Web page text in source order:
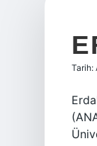
Tarih: